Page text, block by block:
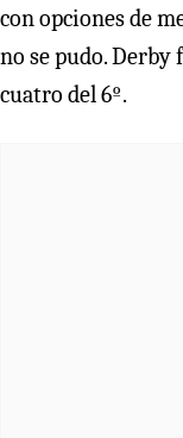
con opciones de
no se pudo. Derby
cuatro del 6º.